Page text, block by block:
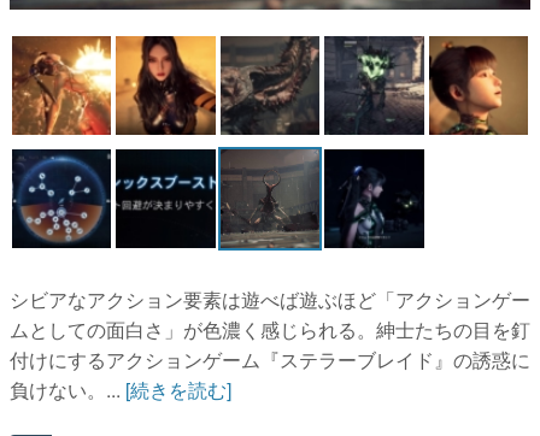
電ファミニコゲーマーとは？
運営：株式会社マレ
シビアなアクション要素は遊べば遊ぶほど「アクションゲー
ムとしての面白さ」が色濃く感じられる。紳士たちの目を釘
付けにするアクションゲーム『ステラーブレイド』の誘惑に
負けない。... [続きを読む]